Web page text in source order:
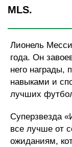
MLS.
Лионель
года. Он
него награды,
навыками и
лучших
Суперзвезда
все лучше от
ожиданиям,